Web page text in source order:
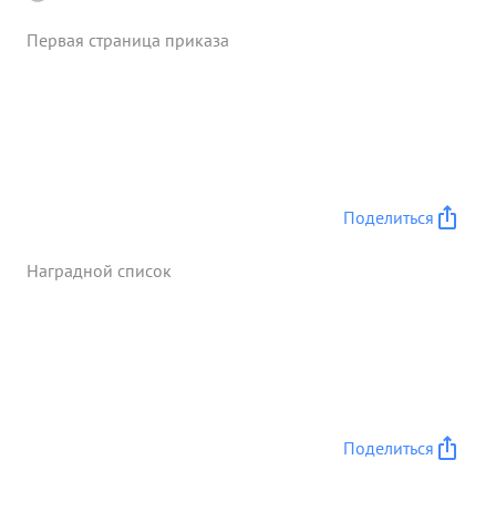
Первая страница приказа
Поделиться
Наградной список
Поделиться